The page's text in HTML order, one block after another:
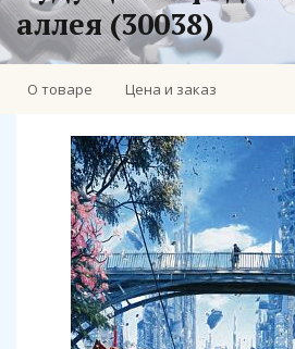
аллея (30038)
О товаре Цена и заказ